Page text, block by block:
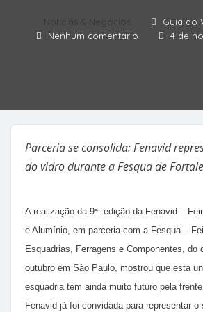
Notícias & Negócios
Guia do
Nenhum comentário
4 de
Parceria se consolida: Fenavid
do vidro durante a Fesqua de
A realização da 9ª. edição da Fenavid –
e Alumínio, em parceria com a Fesqua –
Esquadrias, Ferragens e Componentes, do
outubro em São Paulo, mostrou que esta
esquadria tem ainda muito futuro pela
Fenavid já foi convidada para representar o